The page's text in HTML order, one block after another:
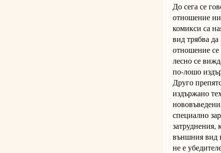
До сега се
отношение
комикси са
вид трябва
отношение се
лесно се
по-лошо
Друго
издържано
специално
затруднения,
външния вид
не е